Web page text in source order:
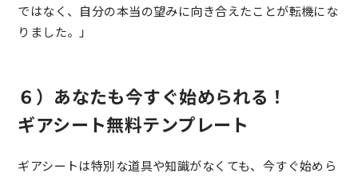
ではなく、自分の本当の望みに向き合えたことが転機にな
りました。」
６）あなたも今すぐ始められる！
ギアシート無料テンプレート
ギアシートは特別な道具や知識がなくても、今すぐ始めら